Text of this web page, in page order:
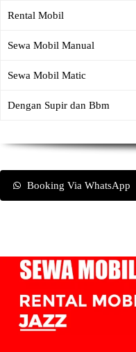
Rental Mobil
Sewa Mobil Manual
Sewa Mobil Matic
Dengan Supir dan Bbm
Booking Via WhatsApp